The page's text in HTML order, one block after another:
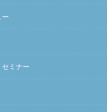
ー
セミナー